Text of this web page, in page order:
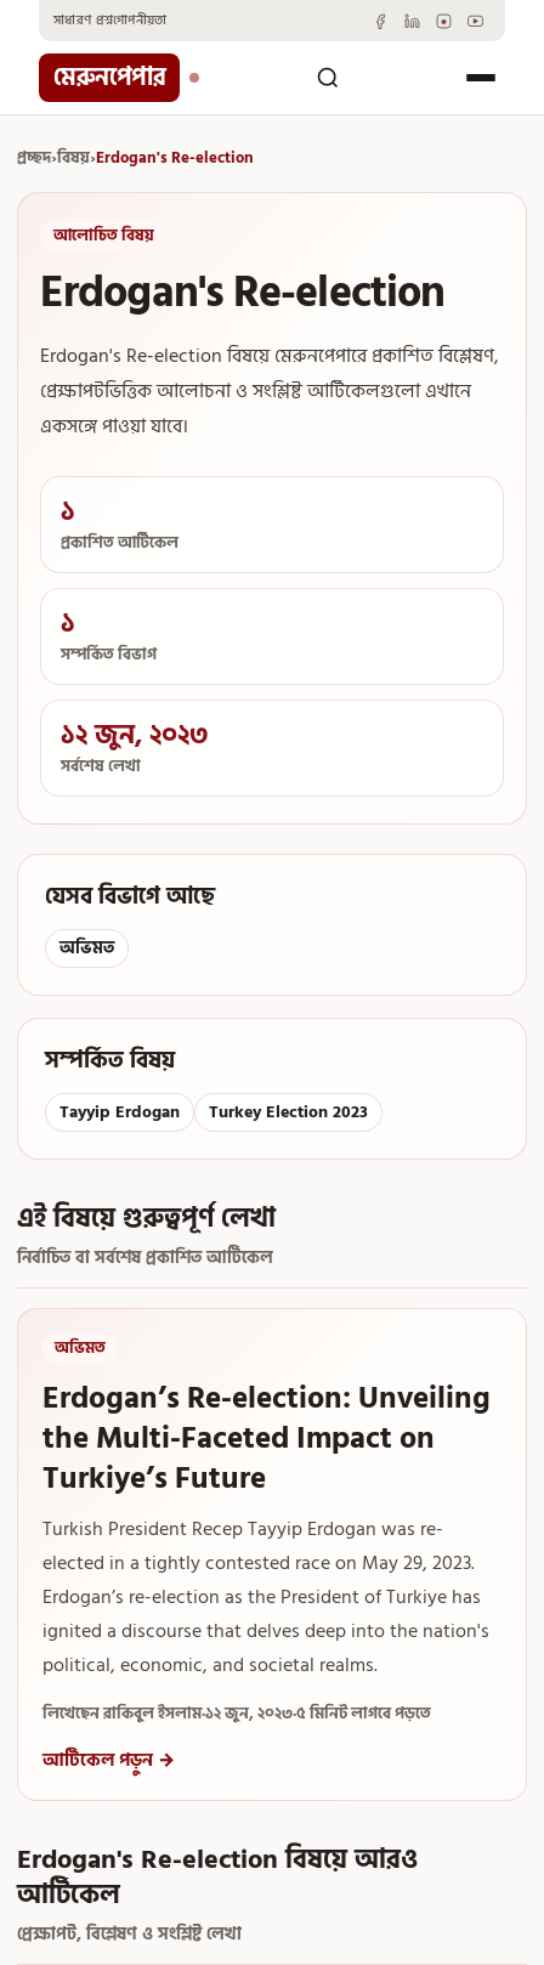
content
সাধারণ প্রশ্নগোপনীয়তা
মেরুনপেপার
প্রচ্ছদ›বিষয়›Erdogan's Re-election
আলোচিত বিষয়
Erdogan's Re-election
Erdogan's Re-election বিষয়ে মেরুনপেপারে প্রকাশিত বিশ্লেষণ,
প্রেক্ষাপটভিত্তিক আলোচনা ও সংশ্লিষ্ট আর্টিকেলগুলো এখানে
একসঙ্গে পাওয়া যাবে।
১
প্রকাশিত আর্টিকেল
১
সম্পর্কিত বিভাগ
১২ জুন, ২০২৩
সর্বশেষ লেখা
যেসব বিভাগে আছে
অভিমত
সম্পর্কিত বিষয়
Tayyip Erdogan Turkey Election 2023
এই বিষয়ে গুরুত্বপূর্ণ লেখা
নির্বাচিত বা সর্বশেষ প্রকাশিত আর্টিকেল
অভিমত
Erdogan’s Re-election: Unveiling
the Multi-Faceted Impact on
Turkiye’s Future
Turkish President Recep Tayyip Erdogan was re-
elected in a tightly contested race on May 29, 2023.
Erdogan’s re-election as the President of Turkiye has
ignited a discourse that delves deep into the nation's
political, economic, and societal realms.
লিখেছেন রাকিবুল ইসলাম·১২ জুন, ২০২৩·৫ মিনিট লাগবে পড়তে
আর্টিকেল পড়ুন →
Erdogan's Re-election বিষয়ে আরও
আর্টিকেল
প্রেক্ষাপট, বিশ্লেষণ ও সংশ্লিষ্ট লেখা